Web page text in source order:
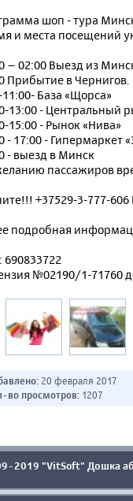
шоп - тура
и места посещений
– 02:00 Выезд из
Прибытие в Чернигов.
База «Щорса»
13:00 - Центральный
15:00 - Рынок «Нива»
- 17:00 - Гипермаркет
- выезд в Минск
пассажиров
+37529-3-777-
подробная
№02190/1-71760
20 февраля 2017
во просмотров: 1207
2019 "VitSoft" Дошка